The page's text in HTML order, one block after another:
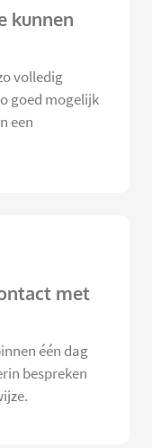
kunnen
volledig
goed mogelijk
een
met
één dag
bespreken